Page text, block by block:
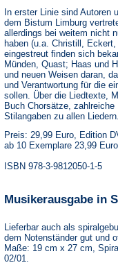
In erster Linie sind Autoren
dem Bistum Limburg
allerdings bei weitem nicht
haben (u.a. Christill,
eingestreut finden sich
Münden, Quast; Haas und
und neuen Weisen daran,
und Verantwortung für die
sollen. Über die Liedtexte,
Buch Chorsätze,
Stilangaben zu allen Liedern.
Preis: 29,99 Euro, Edition
ab 10 Exemplare 23,99
ISBN 978-3-9812050-1-5
Musikerausgabe in
Lieferbar auch als
dem Notenständer gut und
Maße: 19 cm x 27 cm,
02/01.